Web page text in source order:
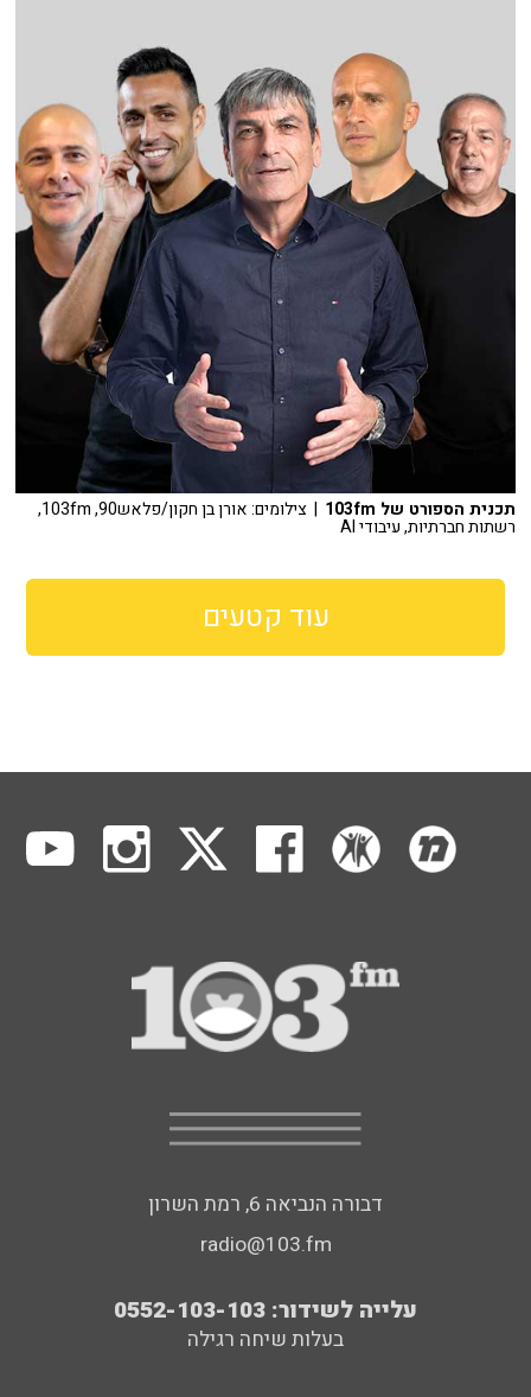
תכנית הספורט של 103fm | צילומים: אורן בן חקון/פלאש90, 103fm,
רשתות חברתיות, עיבודי AI
עוד קטעים
דבורה הנביאה 6, רמת השרון
radio@103.fm
עלייה לשידור: 0552-103-103
בעלות שיחה רגילה